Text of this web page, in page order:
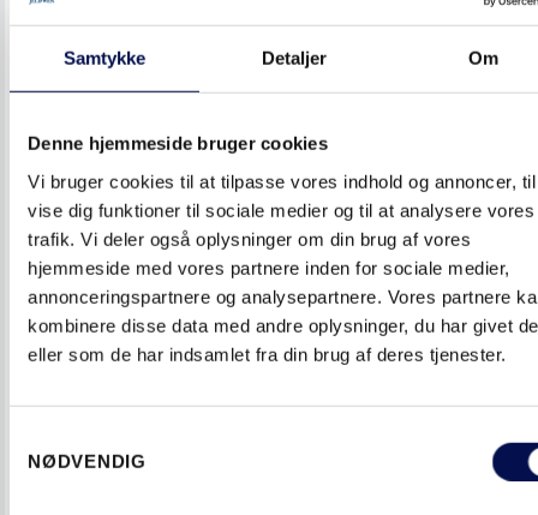
Samtykke Detaljer Om
Denne hjemmeside bruger cookies
Vi bruger cookies til at tilpasse vores indhold og annoncer,
vise dig funktioner til sociale medier og til at analysere vores
trafik. Vi deler også oplysninger om din brug af vores
hjemmeside med vores partnere inden for sociale medier,
annonceringspartnere og analysepartnere. Vores partnere
kombinere disse data med andre oplysninger, du har givet
eller som de har indsamlet fra din brug af deres tjenester.
NØDVENDIG
DØRLØSNING UDDANNELSESINSTITUTION